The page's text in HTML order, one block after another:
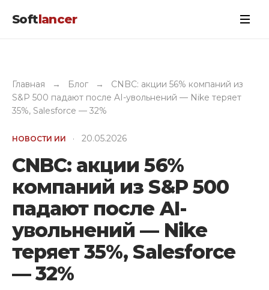
Softlancer
Главная → Блог →
CNBC: акции 56% компаний из
S&P 500 падают после AI-увольнений — Nike теряет
35%, Salesforce — 32%
НОВОСТИ ИИ · 20.05.2026
CNBC: акции 56%
компаний из S&P 500
падают после AI-
увольнений — Nike
теряет 35%, Salesforce
— 32%